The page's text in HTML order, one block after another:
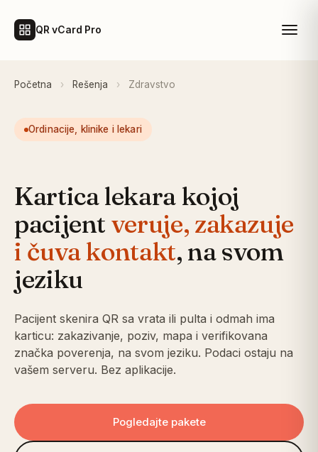
QR vCard Pro
Početna › Rešenja › Zdravstvo
Ordinacije, klinike i lekari
Kartica lekara kojoj
pacijent veruje, zakazuje
i čuva kontakt, na svom
jeziku
Pacijent skenira QR sa vrata ili pulta i odmah ima
karticu: zakazivanje, poziv, mapa i verifikovana
značka poverenja, na svom jeziku. Podaci ostaju na
vašem serveru. Bez aplikacije.
Pogledajte pakete